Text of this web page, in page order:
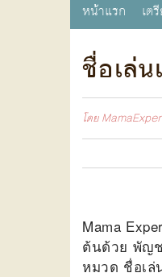
หน้าแรก เต
ชื่อเล่
โดย
Mama
ต้นด้วย พัญ
หมวด ชื่อเล่